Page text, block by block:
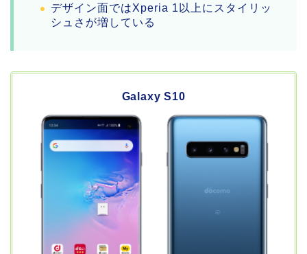
デザイン面ではXperia 1以上にスタイリッ
シュさが増している
Galaxy S10